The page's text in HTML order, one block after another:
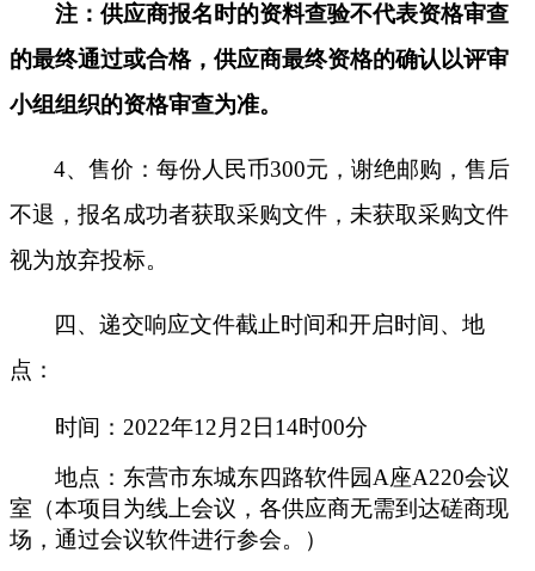
注：供应商报名时的资料查验不代表资格审查
的最终通过或合格，供应商最终资格的确认以评审
小组组织的资格审查为准。
4、售价：每份人民币300元，谢绝邮购，售后
不退，报名成功者获取采购文件，未获取采购文件
视为放弃投标。
四、递交响应文件截止时间和开启时间、地
点：
时间： 2022年12 月 2日14时00分
地点： 东营市东城东四路软件园A座A220会议
室（本项目为线上会议，各供应商无需到达磋商现
场，通过会议软件进行参会。
）